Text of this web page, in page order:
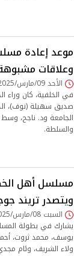
موعد إعادة
وعلاقات
الأحد 09/مارس/2025 - 04:35 ص
في الخلفية، كان
صديق سهيلة (نوف)،
الجامعة ود. ناجح،
والسلطة.
مسلسل أهل
ويتصدر تريند
السبت 08/مارس/2025 - 08:45 ص
يشارك في بطولة
يوسف، محمد ثروت،
ولاء الشريف، وئام